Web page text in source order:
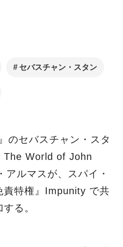
セバスチャン・スタン
のセバスチャン・スタ
World of John
ルマスが、スパイ・
責特権』Impunity で共
る。